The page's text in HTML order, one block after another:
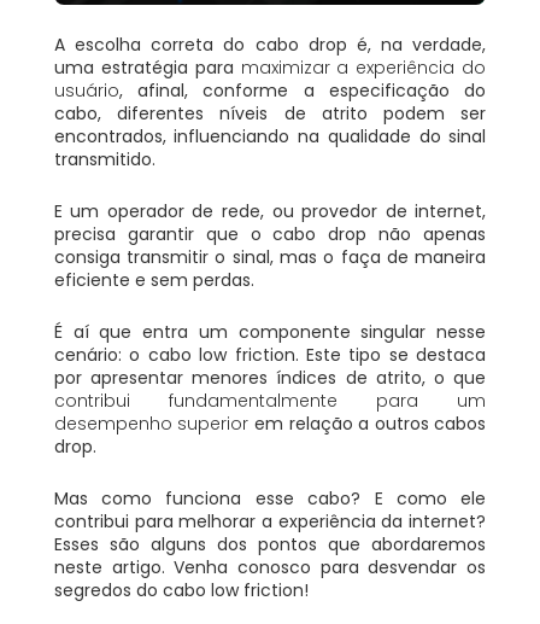
A escolha correta do cabo drop é, na verdade,
uma estratégia para maximizar a experiência do
usuário, afinal, conforme a especificação do
cabo, diferentes níveis de atrito podem ser
encontrados, influenciando na qualidade do sinal
transmitido.
E um operador de rede, ou provedor de internet,
precisa garantir que o cabo drop não apenas
consiga transmitir o sinal, mas o faça de maneira
eficiente e sem perdas.
É aí que entra um componente singular nesse
cenário: o cabo low friction. Este tipo se destaca
por apresentar menores índices de atrito, o que
contribui fundamentalmente para um
desempenho superior em relação a outros cabos
drop.
Mas como funciona esse cabo? E como ele
contribui para melhorar a experiência da internet?
Esses são alguns dos pontos que abordaremos
neste artigo. Venha conosco para desvendar os
segredos do cabo low friction!